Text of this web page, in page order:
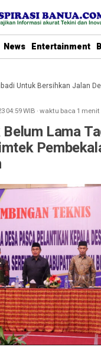
News Entertainment
Untuk Bersihkan Jalan
04:59WIB ·waktu baca 1 menit
Lama